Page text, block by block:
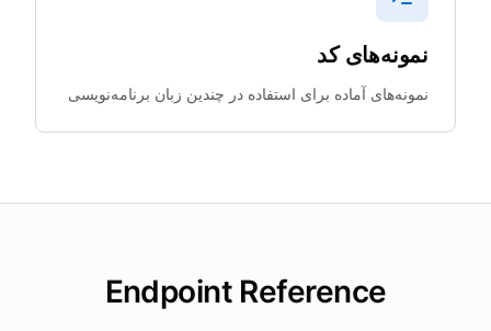
نمونه‌های کد
نمونه‌های آماده برای استفاده در چندین زبان برنامه‌نویسی
Endpoint Reference